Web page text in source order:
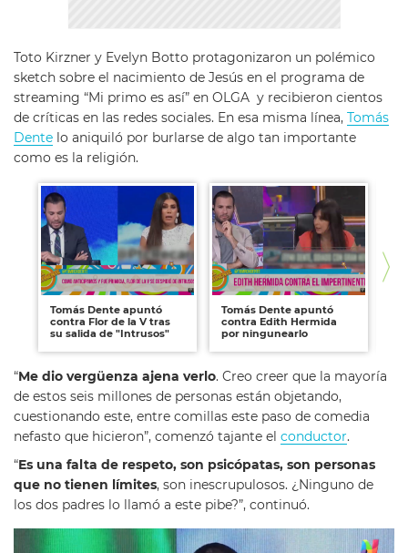
Toto Kirzner y Evelyn Botto protagonizaron un polémico
sketch sobre el nacimiento de Jesús en el programa de
streaming “Mi primo es así” en OLGA y recibieron cientos
de críticas en las redes sociales. En esa misma línea, Tomás
Dente lo aniquiló por burlarse de algo tan importante
como es la religión.
Tomás Dente apuntó
contra Flor de la V tras
su salida de "Intrusos"
Tomás Dente apuntó
contra Edith Hermida
por ningunearlo
“Me dio vergüenza ajena verlo. Creo creer que la mayoría
de estos seis millones de personas están objetando,
cuestionando este, entre comillas este paso de comedia
nefasto que hicieron”, comenzó tajante el conductor.
“Es una falta de respeto, son psicópatas, son personas
que no tienen límites, son inescrupulosos. ¿Ninguno de
los dos padres lo llamó a este pibe?”, continuó.